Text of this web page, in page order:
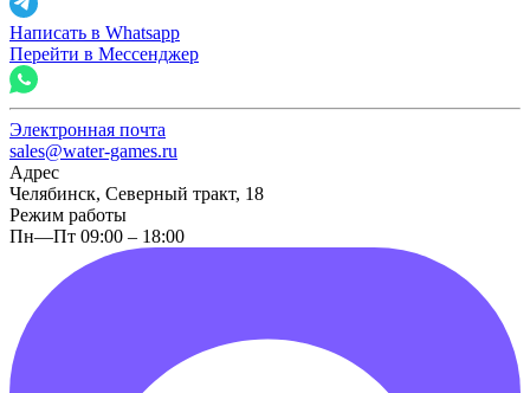
Написать в Whatsapp
Перейти в Мессенджер
Электронная почта
sales@water-games.ru
Адрес
Челябинск, Северный тракт, 18
Режим работы
Пн—Пт 09:00 – 18:00